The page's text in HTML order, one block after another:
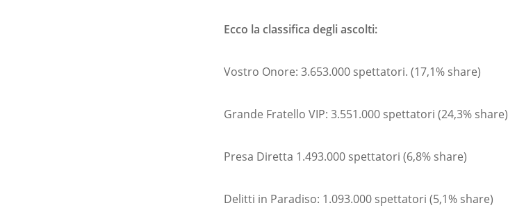
Ecco la classifica degli ascolti:
Vostro Onore: 3.653.000 spettatori. (17,1% share)
Grande Fratello VIP: 3.551.000 spettatori (24,3% share)
Presa Diretta 1.493.000 spettatori (6,8% share)
Delitti in Paradiso: 1.093.000 spettatori (5,1% share)